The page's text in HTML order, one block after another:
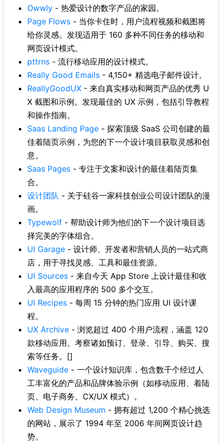
Owwly - 热爱设计的数字产品的家园。
Page Flows - 当你卡住时，用户流程视频和截图将
给你灵感。发现适用于 160 多种不同任务的移动和
网页设计模式。
pttrns - 流行移动应用的设计模式。
Really Good Emails - 4,150+ 精选电子邮件设计。
ReallyGoodUX - 来自真实移动和网页产品的优秀 U
X 截图和示例。发现最佳的 UX 示例，包括引导教程
和操作指南。
Saas Landing Page - 探索顶级 SaaS 公司创建的最
佳着陆页示例，为您的下一个设计项目获取灵感和创
意。
Saas Pages - 专注于文案和设计的最佳着陆页集
合。
设计团队 - 关于硅谷一家科技创业公司设计团队的漫
画。
Typewolf - 帮助设计师为他们的下一个设计项目选
择完美的字体组合。
UI Garage - 设计师、开发者和营销人员的一站式商
店，用于寻找灵感、工具和最佳资源。
UI Sources - 来自今天 App Store 上设计最佳和收
入最高的应用程序的 500 多个交互。
UI Recipes - 每周 15 分钟的热门应用 UI 设计课
程。
UX Archive - 浏览超过 400 个用户流程，涵盖 120
款移动应用。考察诸如预订、登录、引导、购买、搜
索等任务。[]
Waveguide - 一个设计知识库，包含数千个经过人
工丰富化的产品和品牌体验示例（如移动应用、着陆
页、电子商务、CX/UX 模式）。
Web Design Museum - 拥有超过 1,200 个精心挑选
的网站，展示了 1994 年至 2006 年间网页设计趋
势。